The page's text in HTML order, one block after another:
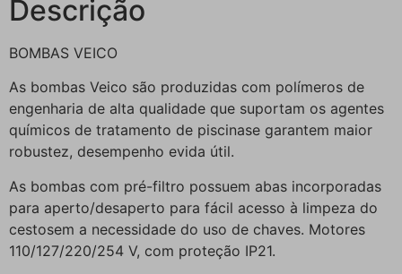
Descrição
BOMBAS VEICO
As bombas Veico são produzidas com polímeros de
engenharia de alta qualidade que suportam os agentes
químicos de tratamento de piscinase garantem maior
robustez, desempenho evida útil.
As bombas com pré-filtro possuem abas incorporadas
para aperto/desaperto para fácil acesso à limpeza do
cestosem a necessidade do uso de chaves. Motores
110/127/220/254 V, com proteção IP21.